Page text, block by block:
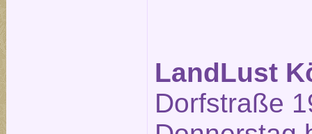
LandLust
Dorfstraße